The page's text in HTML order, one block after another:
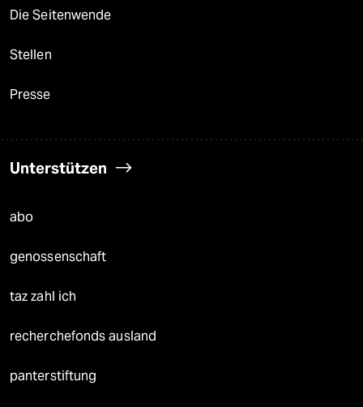
Die Seitenwende
Stellen
Presse
Unterstützen
abo
genossenschaft
taz zahl ich
recherchefonds ausland
panterstiftung